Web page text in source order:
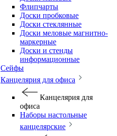
Флипчарты
Доски пробковые
Доски стеклянные
Доски меловые магнитно-
маркерные
Доски и стенды
информационные
Сейфы
Канцелярия для офиса
Канцелярия для
офиса
Наборы настольные
канцелярские